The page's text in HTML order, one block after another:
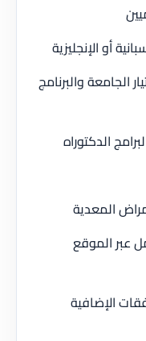
أو الإنجليزية
الجامعة والبرنامج
الدكتوراه
المعدية
عبر الموقع
الإضافية